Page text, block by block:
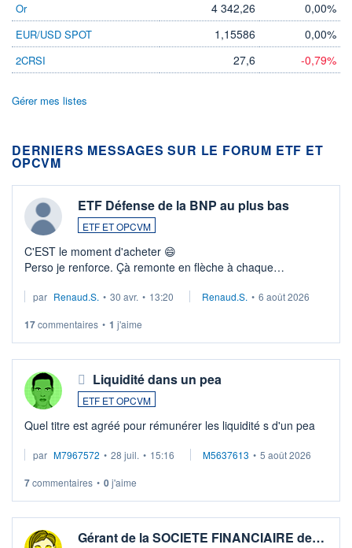
Or 4 342,26 0,00%
EUR/USD SPOT 1,15586 0,00%
2CRSI 27,6 -0,79%
Gérer mes listes
DERNIERS MESSAGES SUR LE FORUM ETF ET
OPCVM
ETF Défense de la BNP au plus bas
ETF ET OPCVM
C'EST le moment d'acheter 😄​
Perso je renforce. Çà remonte en flèche à chaque
Investissement long terme tip top pour sa retraite.
par Renaud.S. • 30 avr. • 13:20 Renaud.S. • 6 août 2026
17commentaires • 1 j'aime
Liquidité dans un pea
ETF ET OPCVM
Quel titre est agréé pour rémunérer les liquidité s d'un pea
par M7967572 • 28 juil. • 15:16 M5637613 • 5 août 2026
7commentaires • 0j'aime
Gérant de la SOCIETE FINANCIAIRE de…